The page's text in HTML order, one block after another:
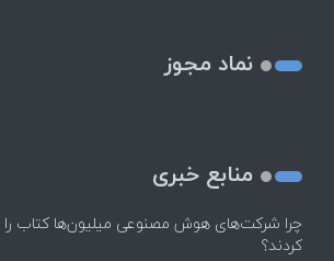
نماد مجوز
منابع خبری
چرا شرکت‌های هوش مصنوعی میلیون‌ها کتاب را
کردند؟